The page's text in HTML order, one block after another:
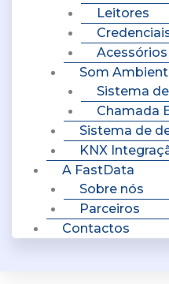
Leitores
Som
Sistema
Chamada
Sistema de
KNX
A FastData
Sobre nós
Parceiros
Contactos